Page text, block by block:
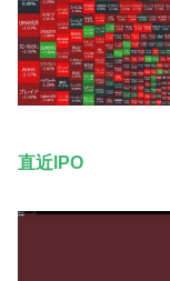
直近IPO